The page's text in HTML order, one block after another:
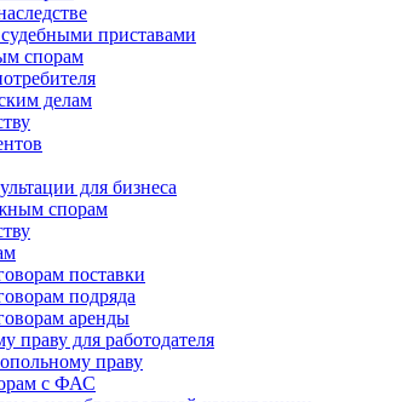
приставами
спорам
делам
для бизнеса
спорам
поставки
подряда
аренды
праву для работодателя
праву
с ФАС